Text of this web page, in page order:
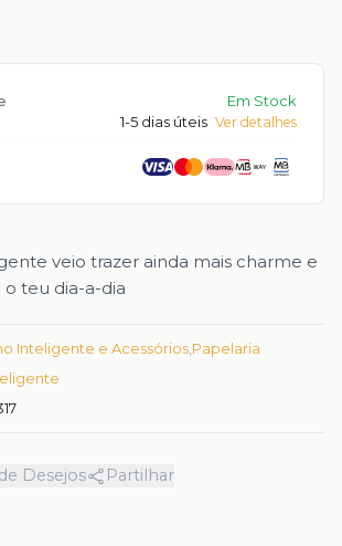
Em Stock
1-5 dias úteis Ver detalhes
veio trazer ainda mais charme e
teu dia-a-dia
Inteligente e Acessórios Papelaria
Desejos Partilhar